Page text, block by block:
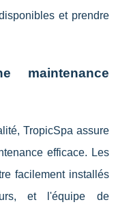
et prendre
maintenance
TropicSpa assure
efficace. Les
facilement installés
et l'équipe de